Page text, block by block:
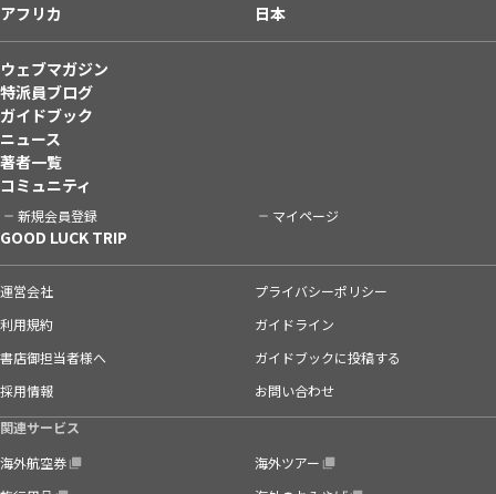
アフリカ
日本
ウェブマガジン
特派員ブログ
ガイドブック
ニュース
著者一覧
コミュニティ
新規会員登録 マイページ
GOOD LUCK TRIP
運営会社
プライバシーポリシー
利用規約
ガイドライン
書店御担当者様へ
ガイドブックに投稿する
採用情報
お問い合わせ
関連サービス
海外航空券
海外ツアー